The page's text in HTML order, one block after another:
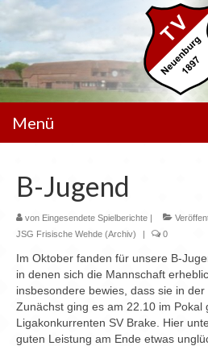
Menü
Spielbetrieb
Mannschaften
Walking Football
Sportanlagen
Sponsoren
B-Jugend
von Eingesendete Spielberichte |
JSG Frisische Wehde (Archiv)
| 0
Im Oktober fanden für unsere B-
in denen sich die Mannschaft
insbesondere bewies, dass sie in der
Zunächst ging es am 22.10 im Pokal
Ligakonkurrenten SV Brake. Hier
guten Leistung am Ende etwas